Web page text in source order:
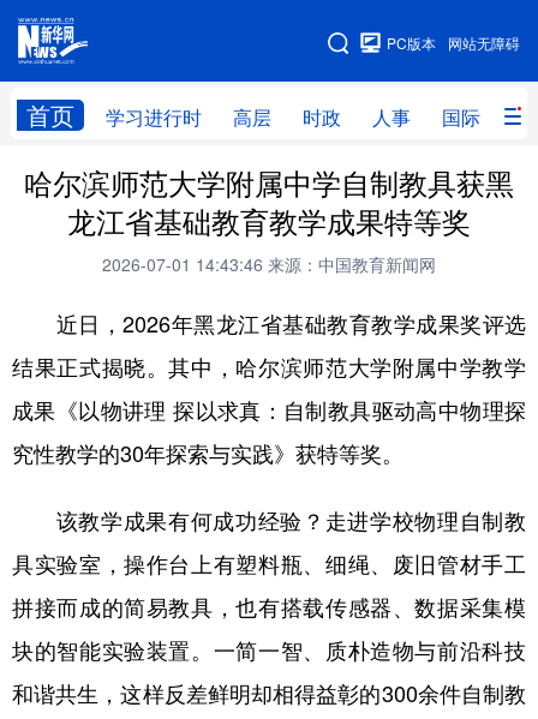
网站无障碍
PC版本
首页 学习进行时 高层 时政 人事 国际 财
网站地图
学习进行时 高层 时政 人事
国际 财经 网评 港澳
全球连线
科技 科普 体育 文化
健康 军事 访谈 视频
溯源中国 城市 旅游 能源
彩票 娱乐 时尚
亚太网 上市公司 投教基地
哈尔滨师范大学附属中学自制教具获黑
龙江省基础教育教学成果特等奖
2026-07-01 14:43:46 来源：中国教育新闻网
近日，2026年黑龙江省基础教育教学成果奖评选
结果正式揭晓。其中，哈尔滨师范大学附属中学教学
成果《以物讲理 探以求真：自制教具驱动高中物理探
究性教学的30年探索与实践》获特等奖。
该教学成果有何成功经验？走进学校物理自制教
具实验室，操作台上有塑料瓶、细绳、废旧管材手工
拼接而成的简易教具，也有搭载传感器、数据采集模
块的智能实验装置。一简一智、质朴造物与前沿科技
和谐共生，这样反差鲜明却相得益彰的300余件自制教